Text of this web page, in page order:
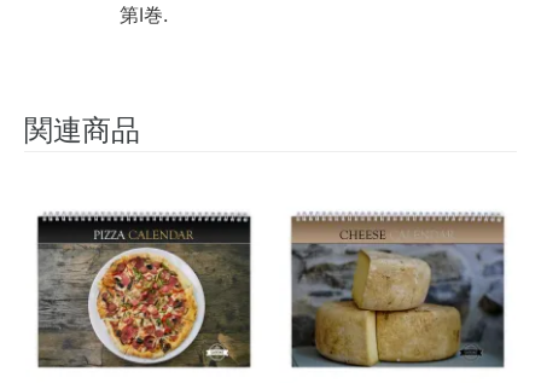
第I巻.
関連商品